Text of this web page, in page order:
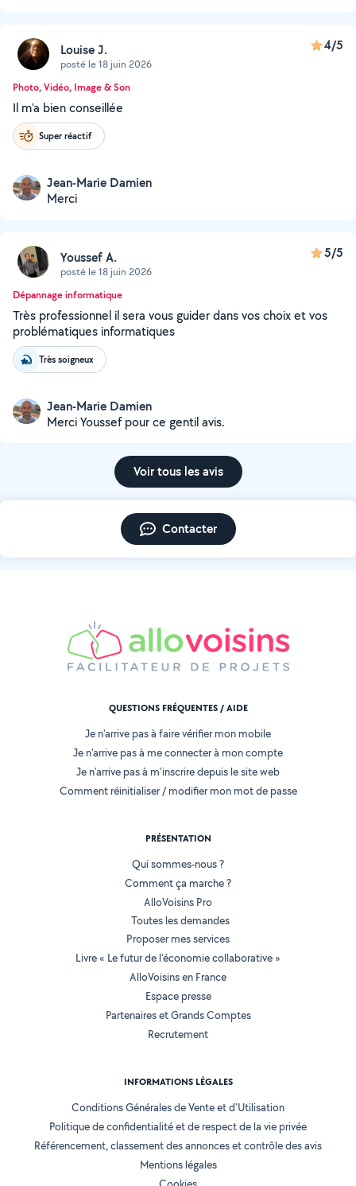
Louise J.
posté le 18 juin 2026
4/5
Photo, Vidéo, Image & Son
Il m'a bien conseillée
Super réactif
Jean-Marie Damien
Merci
Youssef A.
posté le 18 juin 2026
5/5
Dépannage informatique
Très professionnel il sera vous guider dans vos choix et vos
problématiques informatiques
Très soigneux
Jean-Marie Damien
Merci Youssef pour ce gentil avis.
Voir tous les avis
Contacter
QUESTIONS FRÉQUENTES / AIDE
Je n'arrive pas à faire vérifier mon mobile
Je n'arrive pas à me connecter à mon compte
Je n'arrive pas à m'inscrire depuis le site web
Comment réinitialiser / modifier mon mot de passe
PRÉSENTATION
Qui sommes-nous ?
Comment ça marche ?
AlloVoisins Pro
Toutes les demandes
Proposer mes services
Livre « Le futur de l'économie collaborative »
AlloVoisins en France
Espace presse
Partenaires et Grands Comptes
Recrutement
INFORMATIONS LÉGALES
Conditions Générales de Vente et d'Utilisation
Politique de confidentialité et de respect de la vie privée
Référencement, classement des annonces et contrôle des avis
Mentions légales